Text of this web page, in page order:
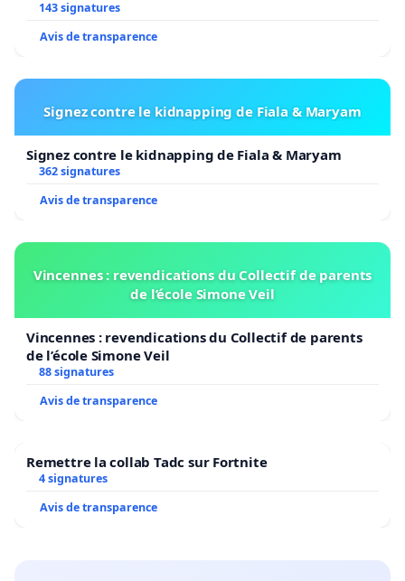
143 signatures
Avis de transparence
Signez contre le kidnapping de Fiala & Maryam
Signez contre le kidnapping de Fiala & Maryam
362 signatures
Avis de transparence
Vincennes : revendications du Collectif de parents
de l’école Simone Veil
Vincennes : revendications du Collectif de parents
de l’école Simone Veil
88 signatures
Avis de transparence
Remettre la collab Tadc sur Fortnite
4 signatures
Avis de transparence